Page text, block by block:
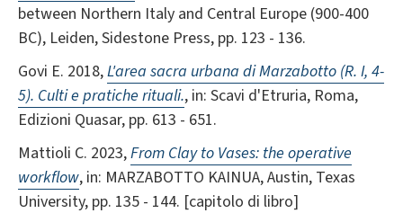
between Northern Italy and Central Europe (900-400
BC), Leiden, Sidestone Press, pp. 123 - 136.
Govi E. 2018,L'area sacra urbana di Marzabotto (R. I, 4-
5). Culti e pratiche rituali., in: Scavi d'Etruria, Roma,
Edizioni Quasar, pp. 613 - 651.
Mattioli C. 2023,From Clay to Vases: the operative
workflow, in: MARZABOTTO KAINUA, Austin, Texas
University, pp. 135 - 144. [capitolo di libro]